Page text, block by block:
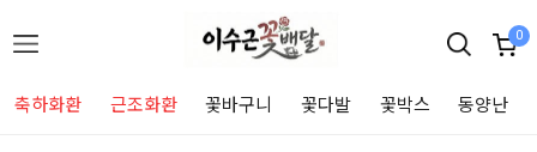
0
축하화환 근조화환 꽃바구니 꽃다발 꽃박스 동양난